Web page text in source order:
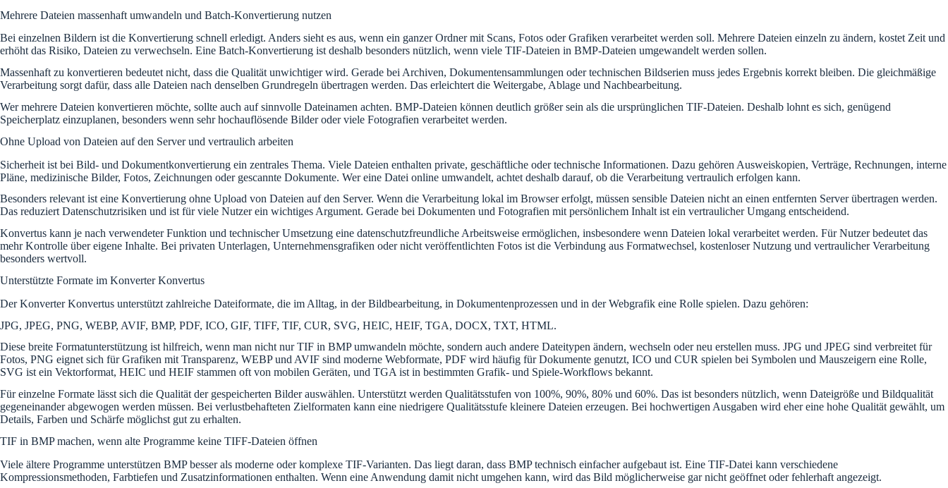
Mehrere Dateien massenhaft umwandeln und Batch-Konvertierung nutzen
Bei einzelnen Bildern ist die Konvertierung schnell erledigt. Anders sieht es aus, wenn ein ganzer Ordner mit Scans, Fotos oder Grafiken verarbeitet werden soll. Mehrere Dateien einzeln zu ändern, kostet Zeit und
erhöht das Risiko, Dateien zu verwechseln. Eine Batch-Konvertierung ist deshalb besonders nützlich, wenn viele TIF-Dateien in BMP-Dateien umgewandelt werden sollen.
Massenhaft zu konvertieren bedeutet nicht, dass die Qualität unwichtiger wird. Gerade bei Archiven, Dokumentensammlungen oder technischen Bildserien muss jedes Ergebnis korrekt bleiben. Die gleichmäßige
Verarbeitung sorgt dafür, dass alle Dateien nach denselben Grundregeln übertragen werden. Das erleichtert die Weitergabe, Ablage und Nachbearbeitung.
Wer mehrere Dateien konvertieren möchte, sollte auch auf sinnvolle Dateinamen achten. BMP-Dateien können deutlich größer sein als die ursprünglichen TIF-Dateien. Deshalb lohnt es sich, genügend
Speicherplatz einzuplanen, besonders wenn sehr hochauflösende Bilder oder viele Fotografien verarbeitet werden.
Ohne Upload von Dateien auf den Server und vertraulich arbeiten
Sicherheit ist bei Bild- und Dokumentkonvertierung ein zentrales Thema. Viele Dateien enthalten private, geschäftliche oder technische Informationen. Dazu gehören Ausweiskopien, Verträge, Rechnungen, interne
Pläne, medizinische Bilder, Fotos, Zeichnungen oder gescannte Dokumente. Wer eine Datei online umwandelt, achtet deshalb darauf, ob die Verarbeitung vertraulich erfolgen kann.
Besonders relevant ist eine Konvertierung ohne Upload von Dateien auf den Server. Wenn die Verarbeitung lokal im Browser erfolgt, müssen sensible Dateien nicht an einen entfernten Server übertragen werden.
Das reduziert Datenschutzrisiken und ist für viele Nutzer ein wichtiges Argument. Gerade bei Dokumenten und Fotografien mit persönlichem Inhalt ist ein vertraulicher Umgang entscheidend.
Konvertus kann je nach verwendeter Funktion und technischer Umsetzung eine datenschutzfreundliche Arbeitsweise ermöglichen, insbesondere wenn Dateien lokal verarbeitet werden. Für Nutzer bedeutet das
mehr Kontrolle über eigene Inhalte. Bei privaten Unterlagen, Unternehmensgrafiken oder nicht veröffentlichten Fotos ist die Verbindung aus Formatwechsel, kostenloser Nutzung und vertraulicher Verarbeitung
besonders wertvoll.
Unterstützte Formate im Konverter Konvertus
Der Konverter Konvertus unterstützt zahlreiche Dateiformate, die im Alltag, in der Bildbearbeitung, in Dokumentenprozessen und in der Webgrafik eine Rolle spielen. Dazu gehören:
JPG, JPEG, PNG, WEBP, AVIF, BMP, PDF, ICO, GIF, TIFF, TIF, CUR, SVG, HEIC, HEIF, TGA, DOCX, TXT, HTML.
Diese breite Formatunterstützung ist hilfreich, wenn man nicht nur TIF in BMP umwandeln möchte, sondern auch andere Dateitypen ändern, wechseln oder neu erstellen muss. JPG und JPEG sind verbreitet für
Fotos, PNG eignet sich für Grafiken mit Transparenz, WEBP und AVIF sind moderne Webformate, PDF wird häufig für Dokumente genutzt, ICO und CUR spielen bei Symbolen und Mauszeigern eine Rolle,
SVG ist ein Vektorformat, HEIC und HEIF stammen oft von mobilen Geräten, und TGA ist in bestimmten Grafik- und Spiele-Workflows bekannt.
Für einzelne Formate lässt sich die Qualität der gespeicherten Bilder auswählen. Unterstützt werden Qualitätsstufen von 100%, 90%, 80% und 60%. Das ist besonders nützlich, wenn Dateigröße und Bildqualität
gegeneinander abgewogen werden müssen. Bei verlustbehafteten Zielformaten kann eine niedrigere Qualitätsstufe kleinere Dateien erzeugen. Bei hochwertigen Ausgaben wird eher eine hohe Qualität gewählt, um
Details, Farben und Schärfe möglichst gut zu erhalten.
TIF in BMP machen, wenn alte Programme keine TIFF-Dateien öffnen
Viele ältere Programme unterstützen BMP besser als moderne oder komplexe TIF-Varianten. Das liegt daran, dass BMP technisch einfacher aufgebaut ist. Eine TIF-Datei kann verschiedene
Kompressionsmethoden, Farbtiefen und Zusatzinformationen enthalten. Wenn eine Anwendung damit nicht umgehen kann, wird das Bild möglicherweise gar nicht geöffnet oder fehlerhaft angezeigt.